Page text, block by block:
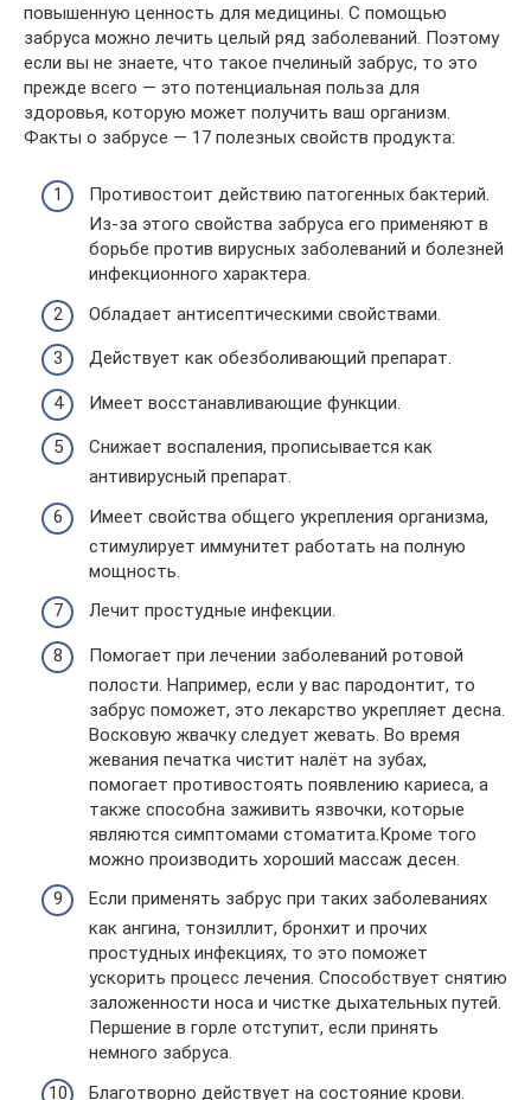
повышенную ценность для медицины. С помощью
забруса можно лечить целый ряд заболеваний. Поэтому
если вы не знаете, что такое пчелиный забрус, то это
прежде всего — это потенциальная польза для
здоровья, которую может получить ваш организм.
Факты о забрусе — 17 полезных свойств продукта:
Противостоит действию патогенных бактерий.
Из-за этого свойства забруса его применяют в
борьбе против вирусных заболеваний и болезней
инфекционного характера.
Обладает антисептическими свойствами.
Действует как обезболивающий препарат.
Имеет восстанавливающие функции.
Снижает воспаления, прописывается как
антивирусный препарат.
Имеет свойства общего укрепления организма,
стимулирует иммунитет работать на полную
мощность.
Лечит простудные инфекции.
Помогает при лечении заболеваний ротовой
полости. Например, если у вас пародонтит, то
забрус поможет, это лекарство укрепляет десна.
Восковую жвачку следует жевать. Во время
жевания печатка чистит налёт на зубах,
помогает противостоять появлению кариеса, а
также способна заживить язвочки, которые
являются симптомами стоматита.Кроме того
можно производить хороший массаж десен.
Если применять забрус при таких заболеваниях
как ангина, тонзиллит, бронхит и прочих
простудных инфекциях, то это поможет
ускорить процесс лечения. Способствует снятию
заложенности носа и чистке дыхательных путей.
Першение в горле отступит, если принять
немного забруса.
Благотворно действует на состояние крови.